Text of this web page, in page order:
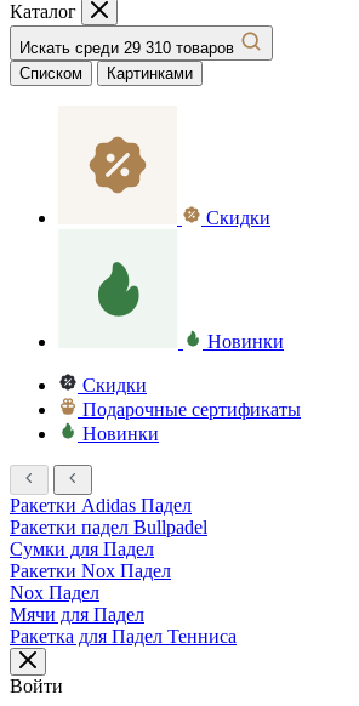
Каталог
Искать среди 29 310 товаров
Списком
Картинками
Скидки
Новинки
Скидки
Подарочные сертификаты
Новинки
Ракетки Adidas Падел
Ракетки падел Bullpadel
Сумки для Падел
Ракетки Nox Падел
Nox Падел
Мячи для Падел
Ракетка для Падел Тенниса
Войти